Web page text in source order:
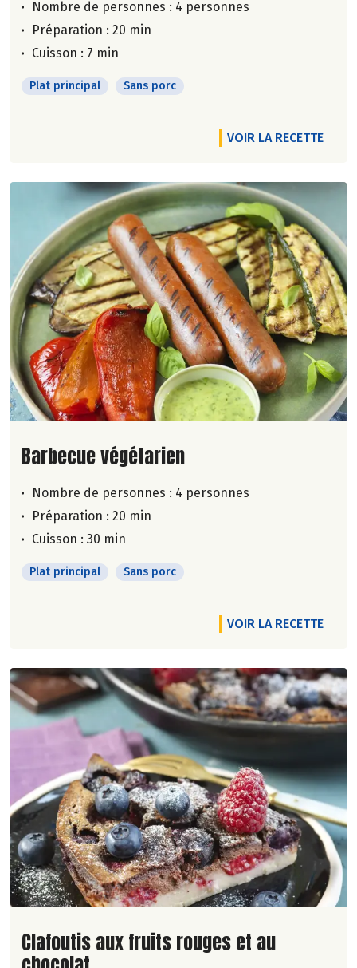
Nombre de personnes : 4 personnes
Préparation : 20 min
Cuisson : 7 min
Plat principal Sans porc
VOIR LA RECETTE
Lire la suite de la recette
Barbecue végétarien
Nombre de personnes : 4 personnes
Préparation : 20 min
Cuisson : 30 min
Plat principal Sans porc
VOIR LA RECETTE
Lire la suite de la recette
Clafoutis aux fruits rouges et au